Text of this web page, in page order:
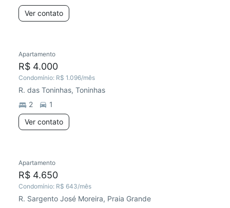
Ver contato
Apartamento
R$ 4.000
Condomínio: R$ 1.096/mês
R. das Toninhas, Toninhas
2
1
Ver contato
Apartamento
R$ 4.650
Condomínio: R$ 643/mês
R. Sargento José Moreira, Praia Grande